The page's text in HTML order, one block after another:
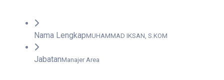
Nama LengkapMUHAMMAD IKSAN, S.KOM
JabatanManajer Area